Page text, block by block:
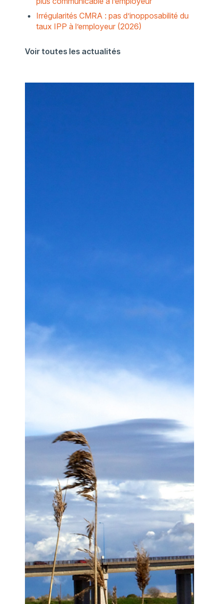
Irrégularités CMRA : pas d’inopposabilité du
taux IPP à l’employeur (2026)
Voir toutes les actualités